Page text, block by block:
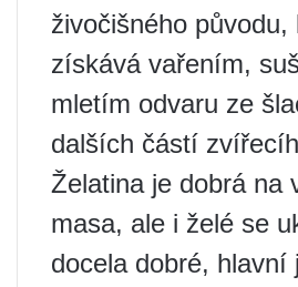
živočišného původu,
získává vařením,
mletím odvaru ze
dalších částí
Želatina je dobrá na
masa, ale i želé se
docela dobré, hlavní